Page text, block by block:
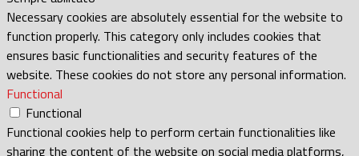
Necessary cookies are absolutely essential for the website to
function properly. This category only includes cookies that
ensures basic functionalities and security features of the
website. These cookies do not store any personal information.
Functional
Functional
Functional cookies help to perform certain functionalities like
sharing the content of the website on social media platforms,